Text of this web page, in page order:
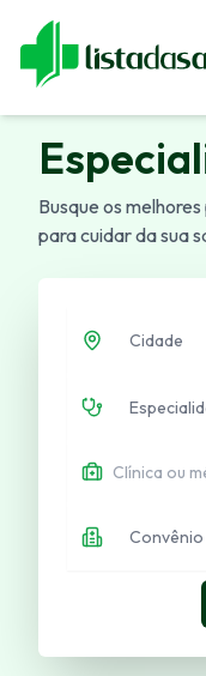
Especialistas
Revistas
Busque os
para cuidar da sua
Cidade
Convênio